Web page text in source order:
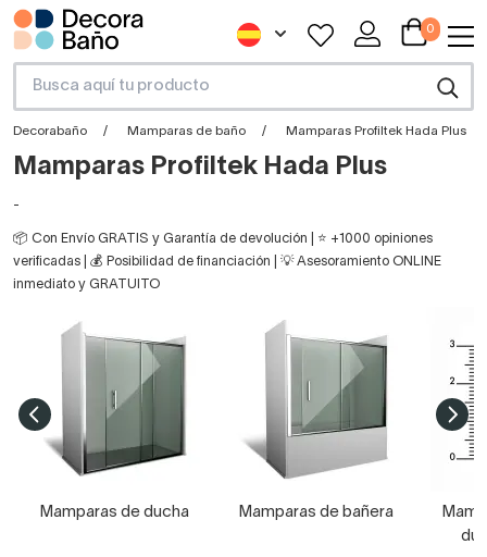
0
Decorabaño Mamparas de baño Mamparas Profiltek Hada Plus
Mamparas Profiltek Hada Plus
-
📦 Con Envío GRATIS y Garantía de devolución | ⭐ +1000 opiniones
verificadas | 💰 Posibilidad de financiación | 💡 Asesoramiento ONLINE
inmediato y GRATUITO
Mamparas de ducha Mamparas de bañera